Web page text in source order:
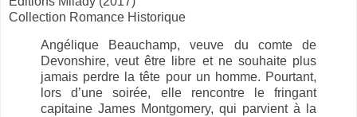
Collection Romance Historique
Angélique Beauchamp, veuve du comte de
Devonshire, veut être libre et ne souhaite plus
jamais perdre la tête pour un homme. Pourtant,
lors d’une soirée, elle rencontre le fringant
capitaine James Montgomery, qui parvient à la